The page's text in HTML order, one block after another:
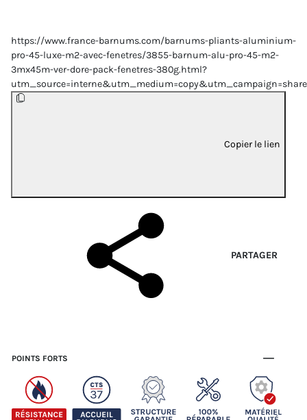
https://www.france-barnums.com/barnums-pliants-aluminium-
pro-45-luxe-m2-avec-fenetres/3855-barnum-alu-pro-45-m2-
3mx45m-ver-dore-pack-fenetres-380g.html?
Copier le lien
PARTAGER
POINTS FORTS